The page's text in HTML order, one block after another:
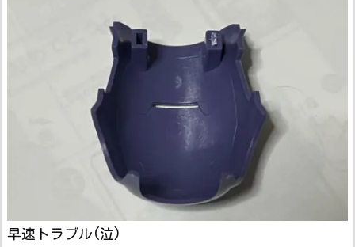
早速トラブル(泣)